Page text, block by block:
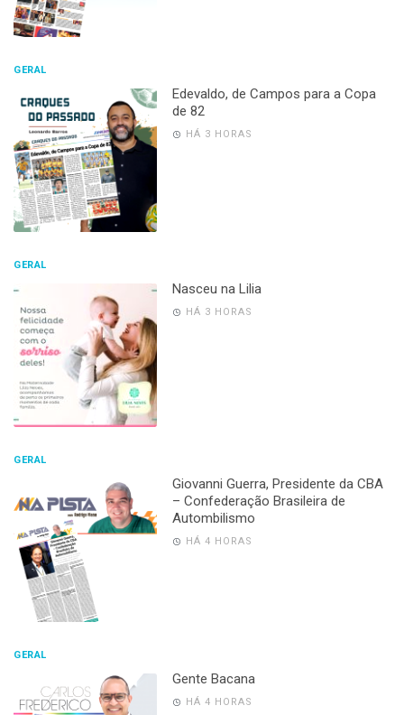
GERAL
Edevaldo, de Campos para a Copa
de 82
HÁ 3 HORAS
GERAL
Nasceu na Lilia
HÁ 3 HORAS
GERAL
Giovanni Guerra, Presidente da CBA
– Confederação Brasileira de
Autombilismo
HÁ 4 HORAS
GERAL
Gente Bacana
HÁ 4 HORAS